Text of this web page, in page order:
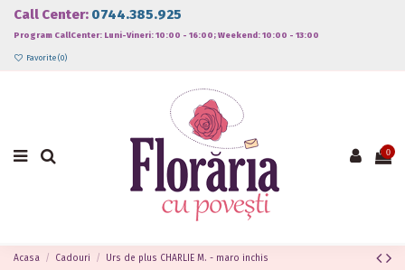
Call Center: 0744.385.925
Program CallCenter: Luni-Vineri: 10:00 - 16:00; Weekend: 10:00 - 13:00
Favorite (0)
0
Acasa Cadouri Urs de plus CHARLIE M. - maro inchis